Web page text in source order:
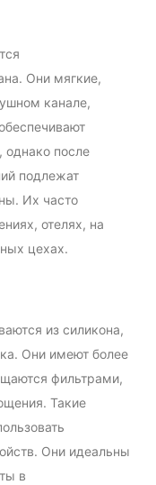
Они мягкие,
канале,
однако после
подлежат
Их часто
отелях, на
цехах.
из силикона,
Они имеют более
фильтрами,
Такие
Они идеальны
в